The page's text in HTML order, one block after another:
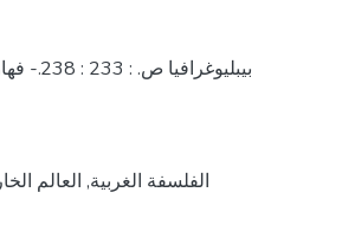
الفلسفة الغربية, العالم